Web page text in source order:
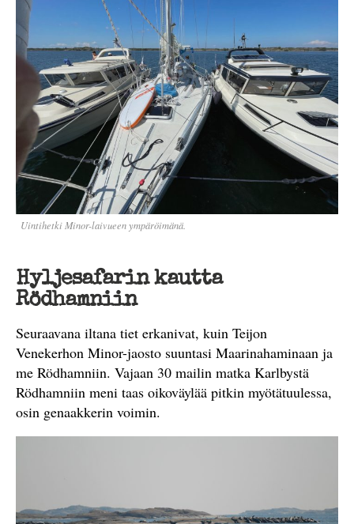
Uintihetki Minor-laivueen ympäröimänä.
Hyljesafarin kautta
Rödhamniin
Seuraavana iltana tiet erkanivat, kuin Teijon
Venekerhon Minor-jaosto suuntasi Maarinahaminaan ja
me Rödhamniin. Vajaan 30 mailin matka Karlbystä
Rödhamniin meni taas oikoväylää pitkin myötätuulessa,
osin genaakkerin voimin.